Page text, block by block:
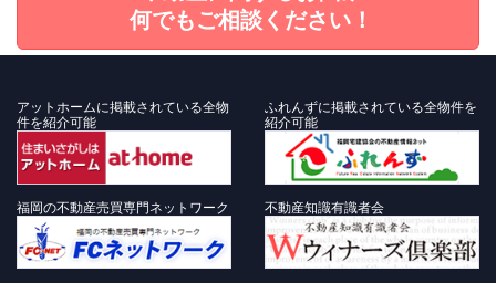
何でもご相談ください！
アットホームに掲載されている全物
件を紹介可能
ふれんずに掲載されている全物件を
紹介可能
福岡の不動産売買専門ネットワーク 不動産知識有識者会